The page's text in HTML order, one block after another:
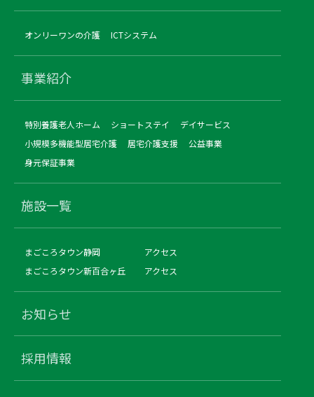
オンリーワンの介護 ICTシステム
事業紹介
特別養護老人ホーム ショートステイ
デイサービス
小規模多機能型居宅介護
居宅介護支援
公益事業
身元保証事業
施設一覧
まごころタウン静岡
アクセス
まごころタウン新百合ヶ丘
アクセス
お知らせ
採用情報